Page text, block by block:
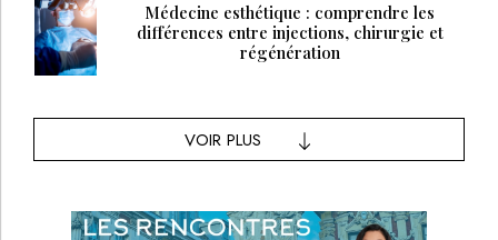
Médecine esthétique : comprendre les
différences entre injections, chirurgie et
régénération
VOIR PLUS